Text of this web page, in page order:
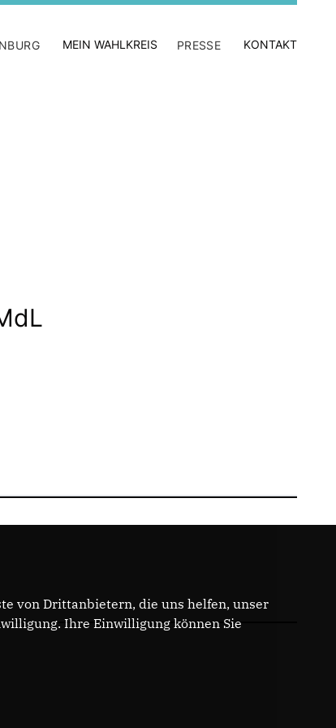
MEIN WAHLKREIS PRESSE KONTAKT
von Drittanbietern, die uns helfen, unser
Ihre Einwilligung können Sie